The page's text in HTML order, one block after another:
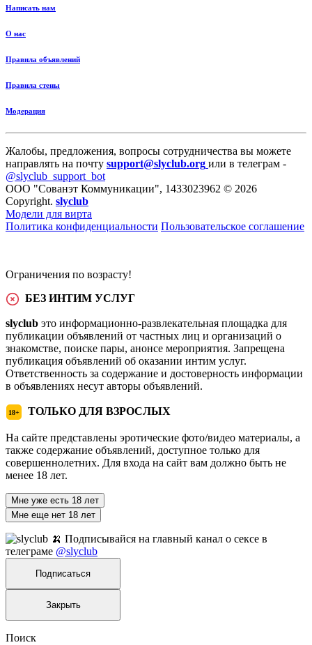
Написать нам
О нас
Правила объявлений
Правила стены
Модерация
Жалобы, предложения, вопросы сотрудничества вы можете
направлять на почту support@slyclub.org или в телеграм -
@slyclub_support_bot
ООО "Сованэт Коммуникации", 1433023962 © 2026
Copyright. slyclub
Модели для вирта
Политика конфиденциальности Пользовательское соглашение
Ограничения по возрасту!
БЕЗ ИНТИМ УСЛУГ
slyclub это информационно-развлекательная площадка для
публикации объявлений от частных лиц и организаций о
знакомстве, поиске пары, анонсе мероприятия. Запрещена
публикация объявлений об оказании интим услуг.
Ответственность за содержание и достоверность информации
в объявлениях несут авторы объявлений.
18+ ТОЛЬКО ДЛЯ ВЗРОСЛЫХ
На сайте представлены эротические фото/видео материалы, а
также содержание объявлений, доступное только для
совершеннолетних. Для входа на сайт вам должно быть не
менее 18 лет.
Мне уже есть 18 лет
Мне еще нет 18 лет
🍌 Подписывайся на главный канал о сексе в
телеграме @slyclub
Подписаться
Закрыть
Поиск